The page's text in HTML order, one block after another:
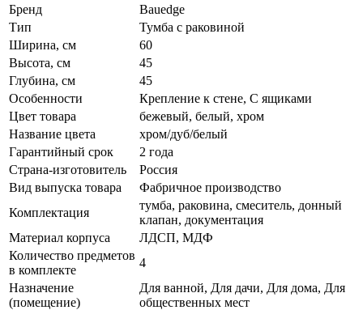
Бренд
Bauedge
Тип
Тумба с раковиной
Ширина, см
60
Высота, см
45
Глубина, см
45
Особенности
Крепление к стене, С ящиками
Цвет товара
бежевый, белый, хром
Название цвета
хром/дуб/белый
Гарантийный срок
2 года
Страна-изготовитель
Россия
Вид выпуска товара
Фабричное производство
Комплектация
тумба, раковина, смеситель, донный
клапан, документация
Материал корпуса
ЛДСП, МДФ
Количество предметов
в комплекте
4
Назначение
(помещение)
Для ванной, Для дачи, Для дома, Для
общественных мест